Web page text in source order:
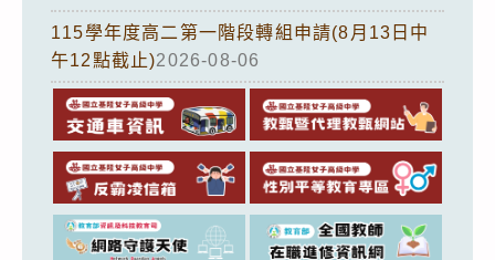
115學年度高二第一階段轉組申請(8月13日中
午12點截止)2026-08-06